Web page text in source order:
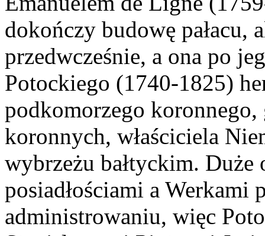
dokończy budowę pałacu,
przedwcześnie, a ona po
Potockiego (1740-1825)
podkomorzego koronnego,
koronnych, właściciela
wybrzeżu bałtyckim. Duże
posiadłościami a Werkami
administrowaniu, więc